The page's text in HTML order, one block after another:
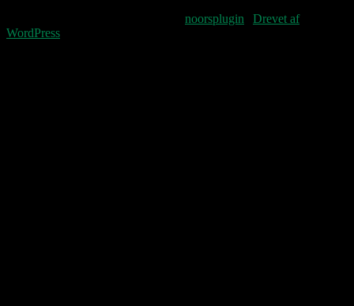
noorsplugin
Drevet af
WordPress